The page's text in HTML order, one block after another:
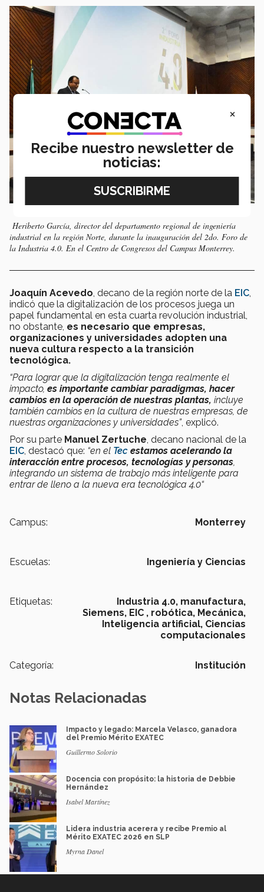
Heriberto García, director del departamento regional de ingeniería
industrial en la región Norte, durante la inauguración del 2do. Foro de
la Industria 4.0. En el Centro de Congresos del Campus Monterrey.
Joaquín Acevedo, decano de la región norte de la EIC,
indicó que la digitalización de los procesos juega un
papel fundamental en esta cuarta revolución industrial,
no obstante, es necesario que empresas,
organizaciones y universidades adopten una
nueva cultura respecto a la transición
tecnológica.
“Para lograr que la digitalización tenga realmente el
impacto, es importante cambiar paradigmas, hacer
cambios en la operación de nuestras plantas, incluye
también cambios en la cultura de nuestras empresas, de
nuestras organizaciones y universidades”, explicó.
Por su parte Manuel Zertuche, decano nacional de la
EIC, destacó que: “en el Tec estamos acelerando la
interacción entre procesos, tecnologías y personas,
integrando un sistema de trabajo más inteligente para
entrar de lleno a la nueva era tecnológica 4.0“
Campus: Monterrey
Escuelas: Ingeniería y Ciencias
Etiquetas: Industria 4.0, manufactura,
Siemens, EIC , robótica, Mecánica,
Inteligencia artificial, Ciencias
computacionales
Categoría: Institución
Notas Relacionadas
Impacto y legado: Marcela Velasco, ganadora
del Premio Mérito EXATEC
Guillermo Solorio
Docencia con propósito: la historia de Debbie
Hernández
Isabel Martínez
Lidera industria acerera y recibe Premio al
Mérito EXATEC 2026 en SLP
Myrna Danel
×
Recibe nuestro newsletter de
noticias: